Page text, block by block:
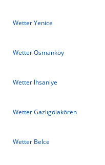
Wetter Yenice
Wetter Osmanköy
Wetter İhsaniye
Wetter Gazlıgölakören
Wetter Belce